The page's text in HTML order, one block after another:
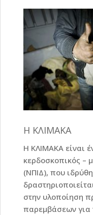
Η ΚΛΙΜΑΚΑ
Η ΚΛΙΜΑΚΑ είναι
κερδοσκοπικός –
(ΝΠΙΔ), που
στην υλοποίηση
παρεμβάσεων για